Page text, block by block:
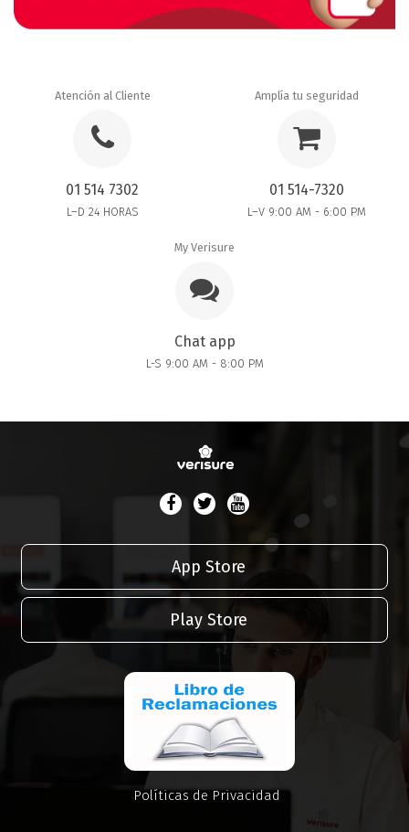
Atención al Cliente
01 514 7302
L–D 24 HORAS
Amplía tu seguridad
01 514-7320
L–V 9:00 AM - 6:00 PM
My Verisure
Chat app
L-S 9:00 AM - 8:00 PM
App Store
Play Store
Políticas de Privacidad